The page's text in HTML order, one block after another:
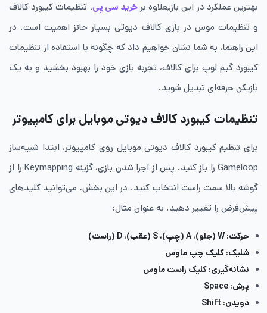
بهترین عملکرد در این بازیعلاوه برخرید سی پی، تنظیمات کیبورد کالاف
و تنظیمات موس در بازی کالاف دیوتی بسیار حائز اهمیت است. در
این راهنما، به شما نشان خواهیم داد که چگونه با استفاده از تنظیمات
کیبورد گیم لوپ برای کالاف، تجربه بازی خود را بهبود بخشید و به یک
بازیکن حرفه‌ای تبدیل شوید.
تنظیمات کیبورد کالاف دیوتی موبایل برای کامپیوتر
برای تنظیم کیبورد کالاف دیوتی موبایل روی کامپیوتر، ابتدا شبیه‌ساز
Gameloop را باز کنید. پس از اجرا شدن بازی، گزینه Keymapping را از
گوشه بالا سمت راست انتخاب کنید. در این بخش، می‌توانید کلیدهای
پیش‌فرض را تغییر دهید. به عنوان مثال:
حرکت: W (جلو)، A (چپ)، S (عقب)، D (راست)
شلیک: کلیک چپ ماوس
نشانه‌گیری: کلیک راست ماوس
پرش: Space
دویدن: Shift